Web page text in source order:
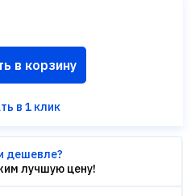
в корзину
в 1 клик
дешевле?
лучшую цену!